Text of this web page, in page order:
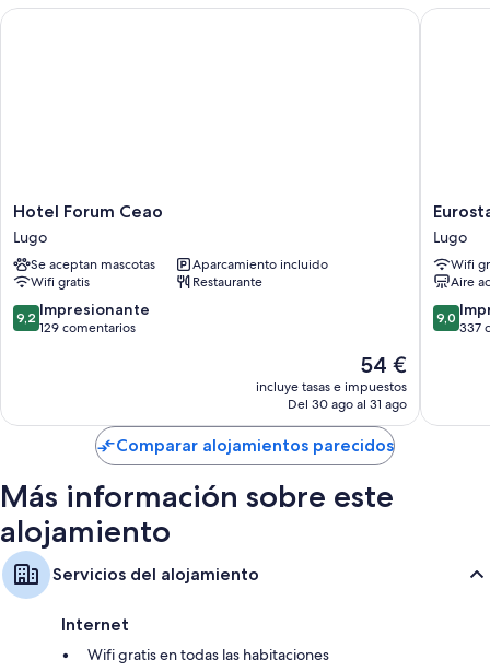
Un ascensor, una máquina expendedora y un servicio de transporte
habitaciones insonorizadas.
Además, otros servicios que encontrarás en todas las habitaciones
incluyen los siguientes:
Colchones viscoelásticos y edredones de plumas
Artículos de higiene personal gratuitos y secadores de pelo
Armarios o roperos, calefacción y servicio de limpieza diario
Hotel
Forum
Ceao
Lugo
Hotel Forum Ceao
Lugo
Se aceptan mascotas
Aparcamiento incluido
Wifi gratis
Restaurante
9.2
sobre
9,2 Impresionante
129 comentarios
El
precio
actual
de
54 €
54 €
incluye tasas e impuestos
Del 30 ago al 31 ago
Hotel Forum Ceao
Gran
Hotel
Lugo
Lugo
Lugo
Wifi
Aire
9.0
sobre
9,0
337
Comparar alojamientos parecidos
Más información sobre este
alojamiento
Servicios del alojamiento
Internet
Wifi gratis en todas las habitaciones